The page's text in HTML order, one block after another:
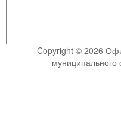
Copyright © 2026
муниципального